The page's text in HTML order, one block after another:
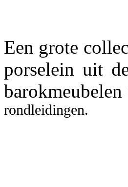
Een grote
porselein uit
rondleidingen.